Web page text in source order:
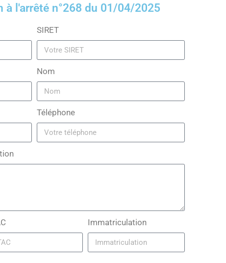
à l'arrêté n°268 du 01/04/2025
SIRET
Nom
Téléphone
Immatriculation